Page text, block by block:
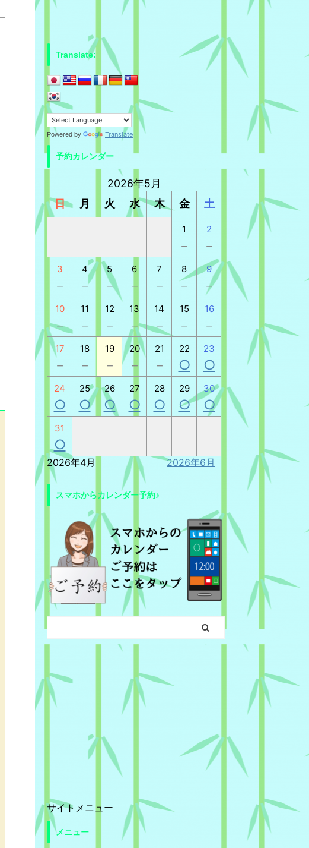
Translate:
Powered by Translate
予約カレンダー
2026年5月
日
月 火 水 木 金 土
1
－
2
－
3
－
4
－
5
－
6
－
7
－
8
－
9
－
10
－
11
－
12
－
13
－
14
－
15
－
16
－
17
－
18
－
19
－
20
－
21
－
22
○
23
○
24
○
25
○
26
○
27
○
28
○
29
○
30
○
31
○
2026年4月 2026年6月
スマホからカレンダー予約♪
サイトメニュー
メニュー